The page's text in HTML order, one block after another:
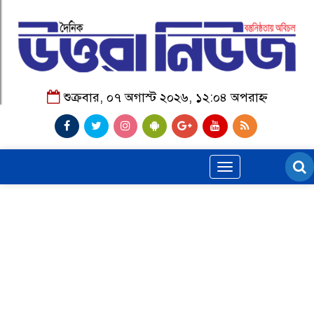
শুক্রবার, ০৭ অগাস্ট ২০২৬, ১২:০৪ অপরাহ্ন
Toggle
navigation